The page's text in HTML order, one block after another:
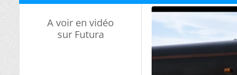
A voir en vidéo
sur Futura